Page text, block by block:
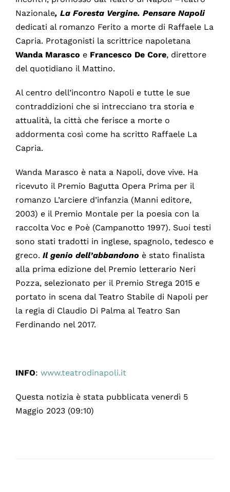
Nazionale, La Foresta Vergine. Pensare Napoli
dedicati al romanzo Ferito a morte di Raffaele La
Capria. Protagonisti la scrittrice napoletana
Wanda Marasco e Francesco De Core, direttore
del quotidiano il Mattino.
Al centro dell’incontro Napoli e tutte le sue
contraddizioni che si intrecciano tra storia e
attualità, la città che ferisce a morte o
addormenta così come ha scritto Raffaele La
Capria.
Wanda Marasco è nata a Napoli, dove vive. Ha
ricevuto il Premio Bagutta Opera Prima per il
romanzo L’arciere d’infanzia (Manni editore,
2003) e il Premio Montale per la poesia con la
raccolta Voc e Poè (Campanotto 1997). Suoi testi
sono stati tradotti in inglese, spagnolo, tedesco e
greco. Il genio dell’abbandono è stato finalista
alla prima edizione del Premio letterario Neri
Pozza, selezionato per il Premio Strega 2015 e
portato in scena dal Teatro Stabile di Napoli per
la regia di Claudio Di Palma al Teatro San
Ferdinando nel 2017.
INFO: www.teatrodinapoli.it
Questa notizia è stata pubblicata venerdì 5
Maggio 2023 (09:10)